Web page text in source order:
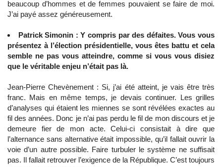
beaucoup d’hommes et de femmes pouvaient se faire de moi.
J’ai payé assez généreusement.
Patrick Simonin : Y compris par des défaites. Vous vous
présentez à l’élection présidentielle, vous êtes battu et cela
semble ne pas vous atteindre, comme si vous vous disiez
que le véritable enjeu n’était pas là.
Jean-Pierre Chevènement : Si, j’ai été atteint, je vais être très
franc. Mais en même temps, je devais continuer. Les grilles
d’analyses qui étaient les miennes se sont révélées exactes au
fil des années. Donc je n’ai pas perdu le fil de mon discours et je
demeure fier de mon acte. Celui-ci consistait à dire que
l’alternance sans alternative était impossible, qu’il fallait ouvrir la
voie d’un autre possible. Faire turbuler le système ne suffisait
pas. Il fallait retrouver l’exigence de la République. C’est toujours